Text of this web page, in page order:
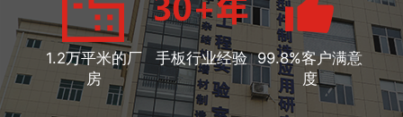
1.2万平米的厂
房
手板行业经验 99.8%客户满意
度